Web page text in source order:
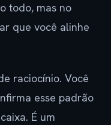
todo, mas no
que você alinhe
raciocínio. Você
esse padrão
É um